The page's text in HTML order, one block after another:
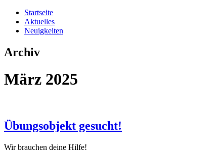
Startseite
Aktuelles
Neuigkeiten
Archiv
März 2025
Übungsobjekt gesucht!
Wir brauchen deine Hilfe!